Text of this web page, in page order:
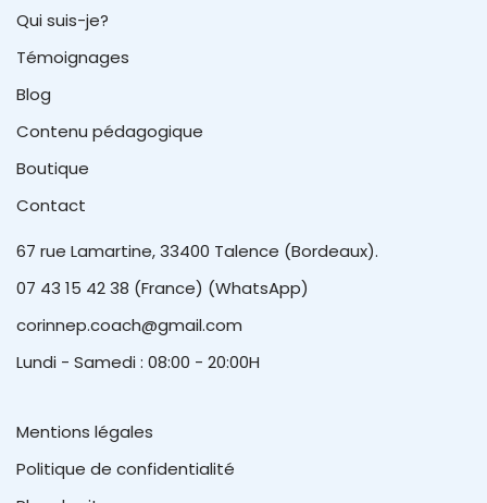
Qui suis-je?
Témoignages
Blog
Contenu pédagogique
Boutique
Contact
67 rue Lamartine, 33400 Talence (Bordeaux).
07 43 15 42 38 (France) (WhatsApp)
corinnep.coach@gmail.com
Lundi - Samedi : 08:00 - 20:00H
Mentions légales
Politique de confidentialité